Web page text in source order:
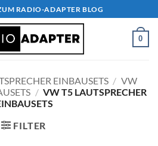
RADIO-ADAPTER BLOG
0
EINBAUSETS / VW
/ VW T5 LAUTSPRECHER
FILTER